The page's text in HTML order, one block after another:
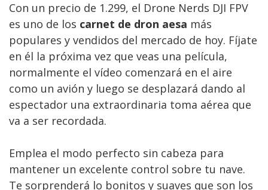
Con un precio de 1.299, el Drone Nerds DJI FPV
es uno de los carnet de dron aesa más
populares y vendidos del mercado de hoy. Fíjate
en él la próxima vez que veas una película,
normalmente el vídeo comenzará en el aire
como un avión y luego se desplazará dando al
espectador una extraordinaria toma aérea que
va a ser recordada.
Emplea el modo perfecto sin cabeza para
mantener un excelente control sobre tu nave.
Te sorprenderá lo bonitos y suaves que son los